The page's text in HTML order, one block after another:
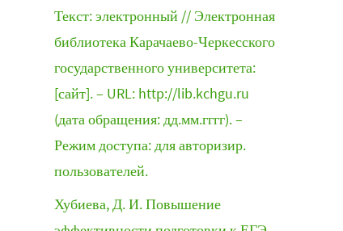
Текст: электронный // Электронная
библиотека Карачаево-Черкесского
государственного университета:
[сайт]. – URL: http://lib.kchgu.ru
(дата обращения: дд.мм.гггг). –
Режим доступа: для авторизир.
пользователей.
Хубиева, Д. И. Повышение